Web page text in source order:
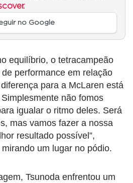
.
no Google
equilíbrio, o tetracampeão
performance em relação
para a McLaren está
não fomos
igualar o ritmo deles. Será
mas vamos fazer a nossa
resultado possível”,
um lugar no pódio.
Tsunoda enfrentou um